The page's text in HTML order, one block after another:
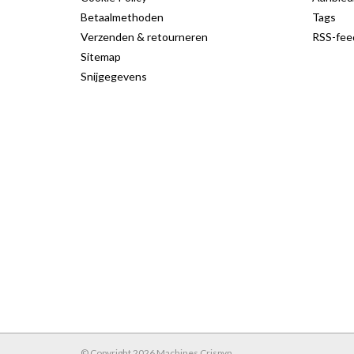
Betaalmethoden
Verzenden & retourneren
Sitemap
Snijgegevens
Tags
RSS-